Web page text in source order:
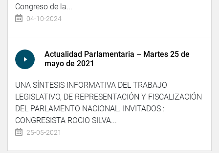
Congreso de la...
04-10-2024
Actualidad Parlamentaria – Martes 25 de
mayo de 2021
UNA SÍNTESIS INFORMATIVA DEL TRABAJO
LEGISLATIVO, DE REPRESENTACIÓN Y FISCALIZACIÓN
DEL PARLAMENTO NACIONAL. INVITADOS :
CONGRESISTA ROCIO SILVA...
25-05-2021